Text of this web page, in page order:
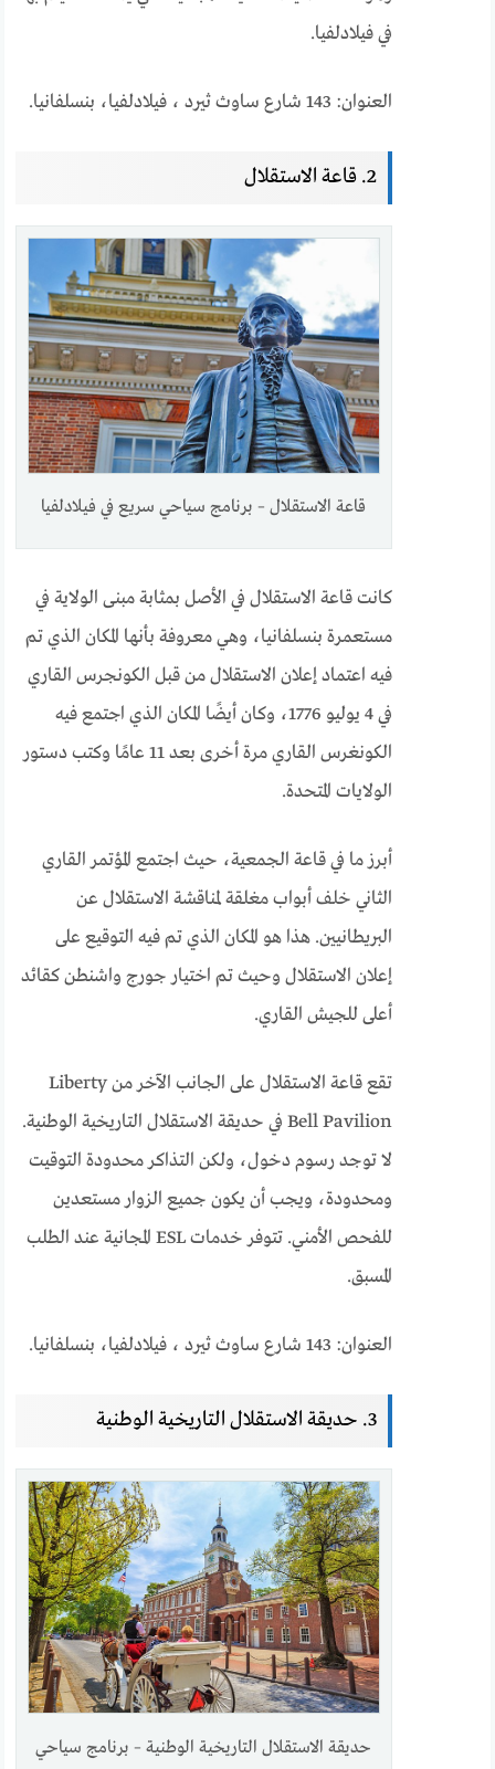
في فيلادلفيا.
العنوان: 143 شارع ساوث ثيرد ، فيلادلفيا، بنسلفانيا.
2. قاعة الاستقلال
قاعة الاستقلال – برنامج سياحي سريع في فيلادلفيا
كانت قاعة الاستقلال في الأصل بمثابة مبنى الولاية في
مستعمرة بنسلفانيا، وهي معروفة بأنها المكان الذي تم
فيه اعتماد إعلان الاستقلال من قبل الكونجرس القاري
في 4 يوليو 1776، وكان أيضًا المكان الذي اجتمع فيه
الكونغرس القاري مرة أخرى بعد 11 عامًا وكتب دستور
الولايات المتحدة.
أبرز ما في قاعة الجمعية، حيث اجتمع المؤتمر القاري
الثاني خلف أبواب مغلقة لمناقشة الاستقلال عن
البريطانيين. هذا هو المكان الذي تم فيه التوقيع على
إعلان الاستقلال وحيث تم اختيار جورج واشنطن كقائد
أعلى للجيش القاري.
تقع قاعة الاستقلال على الجانب الآخر من Liberty
Bell Pavilion في حديقة الاستقلال التاريخية الوطنية.
لا توجد رسوم دخول، ولكن التذاكر محدودة التوقيت
ومحدودة، ويجب أن يكون جميع الزوار مستعدين
للفحص الأمني. تتوفر خدمات ESL المجانية عند الطلب
المسبق.
العنوان: 143 شارع ساوث ثيرد ، فيلادلفيا، بنسلفانيا.
3. حديقة الاستقلال التاريخية الوطنية
حديقة الاستقلال التاريخية الوطنية – برنامج سياحي